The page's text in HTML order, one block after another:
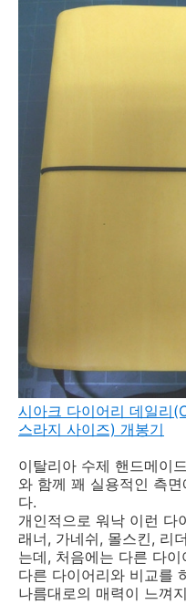
시아크 다이어리 데일리
스라지 사이즈) 개봉기
이탈리아 수제 핸드메이
와 함께 꽤 실용적인 측
다.
개인적으로 워낙 이런 다
래너, 가네쉬, 몰스킨, 리
는데, 처음에는 다른 다
다른 다이어리와 비교를
나름대로의 매력이 느껴